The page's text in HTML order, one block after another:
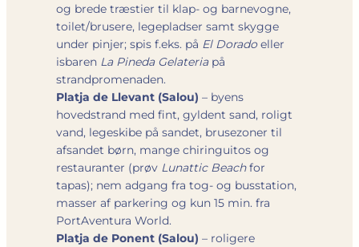
og brede træstier til klap- og barnevogne,
toilet/brusere, legepladser samt skygge
under pinjer; spis f.eks. på El Doradoeller
isbaren La Pineda Gelateriapå
strandpromenaden.
Platja de Llevant (Salou) – byens
hovedstrand med fint, gyldent sand, roligt
vand, legeskibe på sandet, brusezoner til
afsandet børn, mange chiringuitos og
restauranter (prøv Lunattic Beachfor
tapas); nem adgang fra tog- og busstation,
masser af parkering og kun 15 min. fra
PortAventura World.
Platja de Ponent (Salou) – roligere